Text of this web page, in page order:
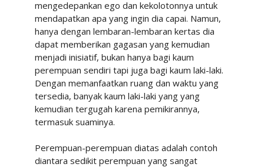
mengedepankan ego dan kekolotonnya untuk
mendapatkan apa yang ingin dia capai. Namun,
hanya dengan lembaran-lembaran kertas dia
dapat memberikan gagasan yang kemudian
menjadi inisiatif, bukan hanya bagi kaum
perempuan sendiri tapi juga bagi kaum laki-laki.
Dengan memanfaatkan ruang dan waktu yang
tersedia, banyak kaum laki-laki yang yang
kemudian tergugah karena pemikirannya,
termasuk suaminya.
Perempuan-perempuan diatas adalah contoh
diantara sedikit perempuan yang sangat